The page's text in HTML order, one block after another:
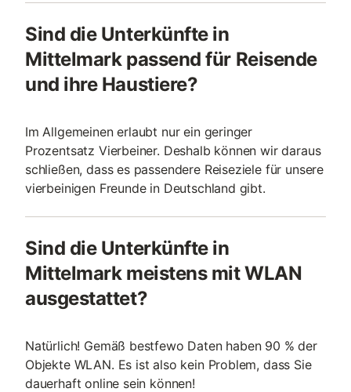
Sind die Unterkünfte in
Mittelmark passend für Reisende
und ihre Haustiere?
Im Allgemeinen erlaubt nur ein geringer
Prozentsatz Vierbeiner. Deshalb können wir daraus
schließen, dass es passendere Reiseziele für unsere
vierbeinigen Freunde in Deutschland gibt.
Sind die Unterkünfte in
Mittelmark meistens mit WLAN
ausgestattet?
Natürlich! Gemäß bestfewo Daten haben 90 % der
Objekte WLAN. Es ist also kein Problem, dass Sie
dauerhaft online sein können!